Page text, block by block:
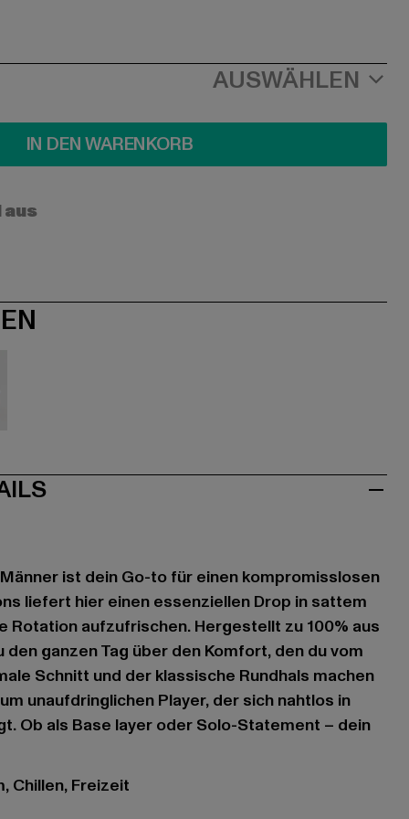
AUSWÄHLEN
IN DEN WARENKORB
Männer ist dein Go-to für einen kompromisslosen
liefert hier einen essenziellen Drop in sattem
Rotation aufzufrischen. Hergestellt zu 100% aus
den ganzen Tag über den Komfort, den du vom
Schnitt und der klassische Rundhals machen
unaufdringlichen Player, der sich nahtlos in
Ob als Base layer oder Solo-Statement – dein
Chillen, Freizeit